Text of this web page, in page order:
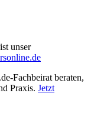
unser
Fachbeirat beraten,
Praxis. Jetzt